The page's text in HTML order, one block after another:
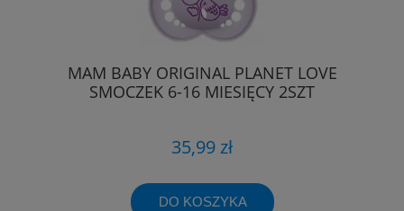
MAM BABY ORIGINAL PLANET LOVE
SMOCZEK 6-16 MIESIĘCY 2SZT
35,99 zł
DO KOSZYKA